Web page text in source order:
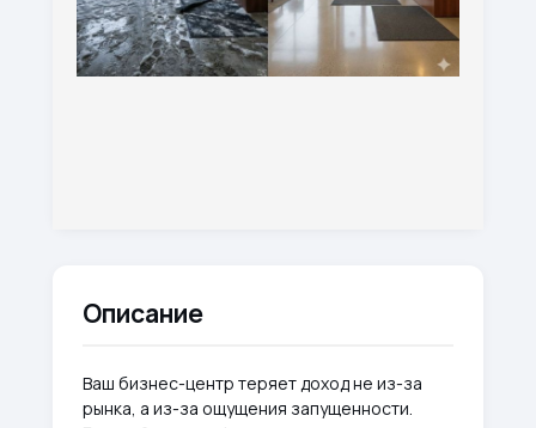
Описание
Ваш бизнес-центр теряет доход не из-за
рынка, а из-за ощущения запущенности.